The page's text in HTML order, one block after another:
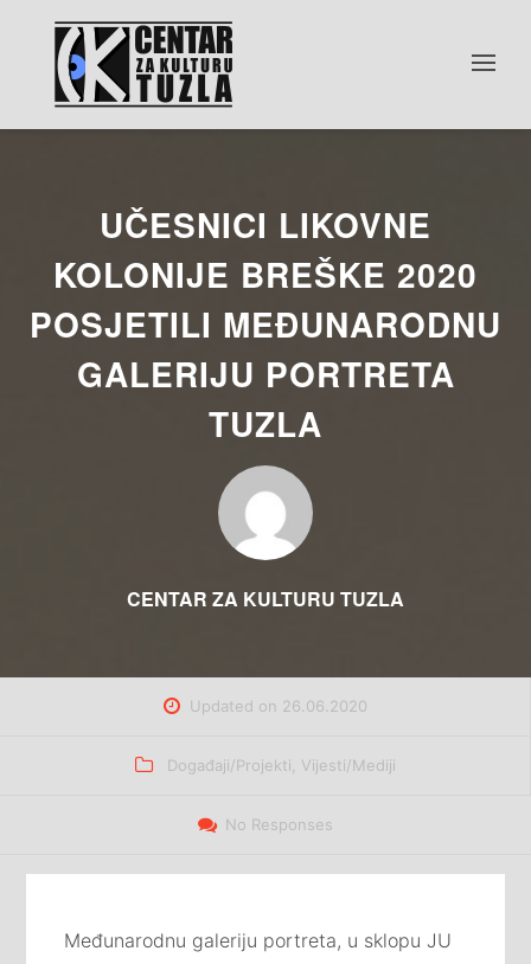
UČESNICI LIKOVNE
KOLONIJE BREŠKE 2020
POSJETILI MEĐUNARODNU
GALERIJU PORTRETA
TUZLA
CENTAR ZA KULTURU TUZLA
Updated on 26.06.2020
Categories
Događaji/Projekti Vijesti/Mediji
No Responses
Međunarodnu galeriju portreta, u sklopu JU